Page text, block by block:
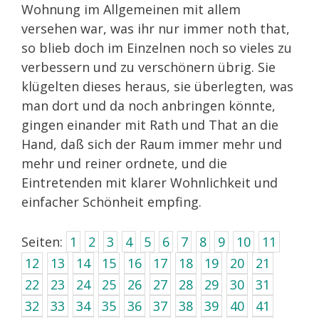
Wohnung im Allgemeinen mit allem
versehen war, was ihr nur immer noth that,
so blieb doch im Einzelnen noch so vieles zu
verbessern und zu verschönern übrig. Sie
klügelten dieses heraus, sie überlegten, was
man dort und da noch anbringen könnte,
gingen einander mit Rath und That an die
Hand, daß sich der Raum immer mehr und
mehr und reiner ordnete, und die
Eintretenden mit klarer Wohnlichkeit und
einfacher Schönheit empfing.
Seiten: 1 2 3 4 5 6 7 8 9 10
11
12
13 14 15 16 17 18 19 20
21
22
23 24 25 26 27 28 29 30
31
32
33 34 35 36 37 38 39 40
41